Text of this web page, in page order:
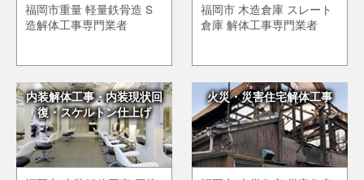
福岡市重量 軽量鉄骨造 S
造解体工事専門業者
福岡市 木造倉庫 スレート
倉庫 解体工事専門業者
内装解体工事・内装現状回
復・スケルトン仕上げ
火災・災害住宅解体工事